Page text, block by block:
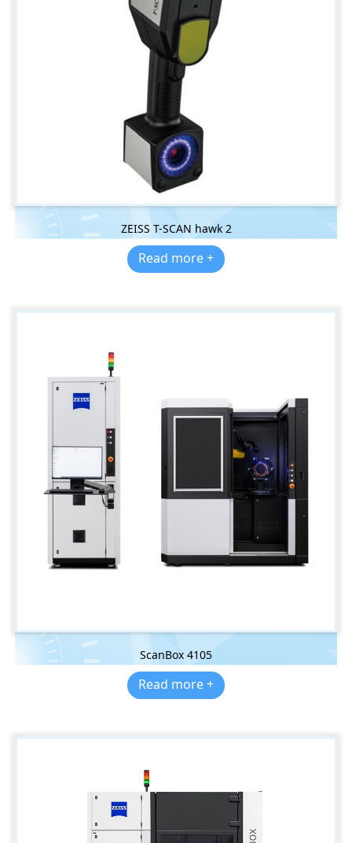
ZEISS T-SCAN hawk 2
Read more +
ScanBox 4105
Read more +